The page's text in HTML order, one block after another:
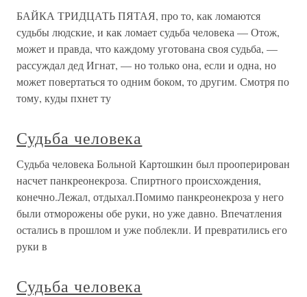
БАЙКА ТРИДЦАТЬ ПЯТАЯ, про то, как ломаются
судьбы людские, и как ломает судьба человека — Отож,
может и правда, что каждому уготована своя судьба, —
рассуждал дед Игнат, — но только она, если и одна, но
может повертаться то одним боком, то другим. Смотря по
тому, куды пхнет ту
Судьба человека
Судьба человека Больной Картошкин был прооперирован
насчет панкреонекроза. Спиртного происхождения,
конечно.Лежал, отдыхал.Помимо панкреонекроза у него
были отморожены обе руки, но уже давно. Впечатления
остались в прошлом и уже поблекли. И превратились его
руки в
Судьба человека